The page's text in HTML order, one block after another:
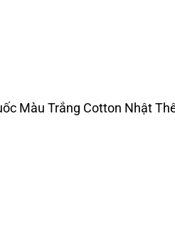
Màu Trắng Cotton Nhật